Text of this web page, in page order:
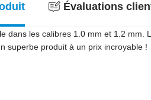
Évaluations
dans les calibres 1.0 mm et 1.2
superbe produit à un prix incroyable !